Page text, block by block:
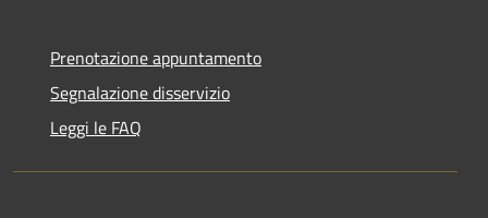
Prenotazione appuntamento
Segnalazione disservizio
Leggi le FAQ